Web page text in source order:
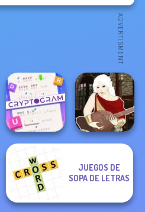
Cryptogram:
Word Brain
Puzzle
Manga Creator -
Fantasy World...
JUEGOS DE
SOPA DE LETRAS